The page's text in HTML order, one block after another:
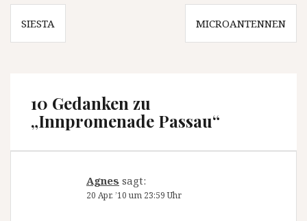
Beitragsnavigation
SIESTA MICROANTENNEN
10 Gedanken zu
„Innpromenade Passau“
Agnes sagt:
20 Apr. ’10 um 23:59 Uhr